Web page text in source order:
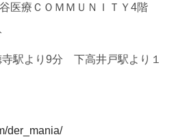
医療ＣＯＭＭＵＮＩＴＹ4階
駅より9分 下高井戸駅より１
der_mania/